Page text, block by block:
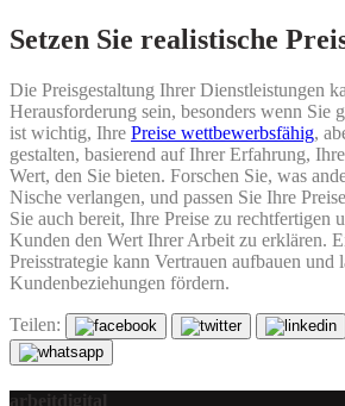
Setzen Sie realistische
Die Preisgestaltung Ihrer Dienstleistungen
Herausforderung sein, besonders wenn Sie
ist wichtig, Ihre Preise wettbewerbsfähig,
gestalten, basierend auf Ihrer Erfahrung,
Wert, den Sie bieten. Forschen Sie, was
Nische verlangen, und passen Sie Ihre
Sie auch bereit, Ihre Preise zu rechtfertigen
Kunden den Wert Ihrer Arbeit zu erklären.
Preisstrategie kann Vertrauen aufbauen und
Kundenbeziehungen fördern.
Teilen:
arbeitdigital